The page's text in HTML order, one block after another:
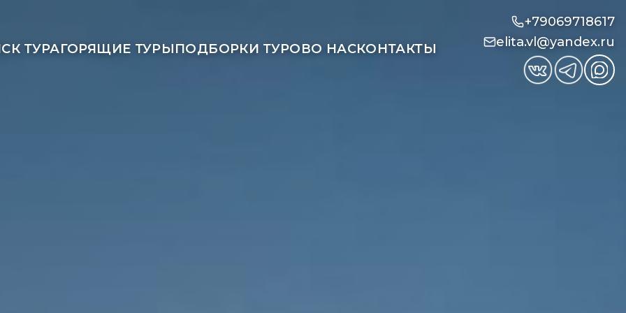
ТУРАГОРЯЩИЕ ТУРЫПОДБОРКИ ТУРОВО НАСКОНТАКТЫ
+79069718617
elita.vl@yandex.ru